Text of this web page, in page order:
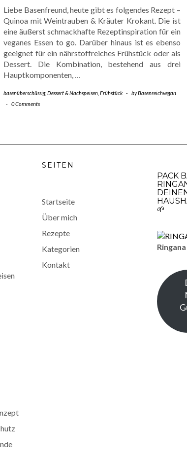
Liebe Basenfreund, heute gibt es folgendes Rezept –
Quinoa mit Weintrauben & Kräuter Krokant. Die ist
eine äußerst schmackhafte Rezeptinspiration für ein
veganes Essen to go. Darüber hinaus ist es ebenso
geeignet für ein nährstoffreiches Frühstück oder als
Dessert. Die Kombination, bestehend aus drei
Hauptkomponenten, …
basenüberschüssig, Dessert & Nachspeisen Frühstück - byBasenreichvegan
-
0 Comments
SEITEN
Startseite
Über mich
Rezepte
Kategorien
Kontakt
PACK
🌱